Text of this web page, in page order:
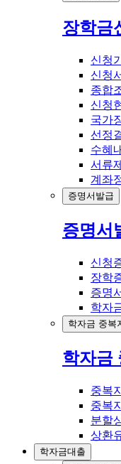
장학금
신청
신청
종합
신청
국가
선정
수혜
서류
계좌
증명서발급
증명서
신청
장학
증명
학자
학자금 중복
학자금
중복
중복
분할
상환
학자금대출